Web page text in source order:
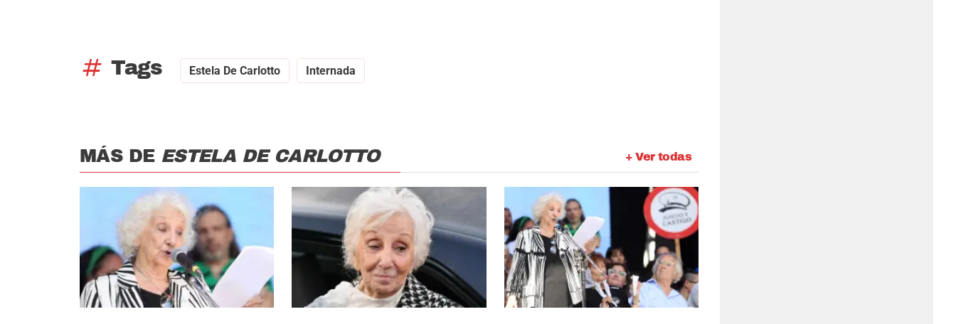
tag Tags Estela De Carlotto Internada
+ Ver todas
MÁS DE ESTELA DE CARLOTTO